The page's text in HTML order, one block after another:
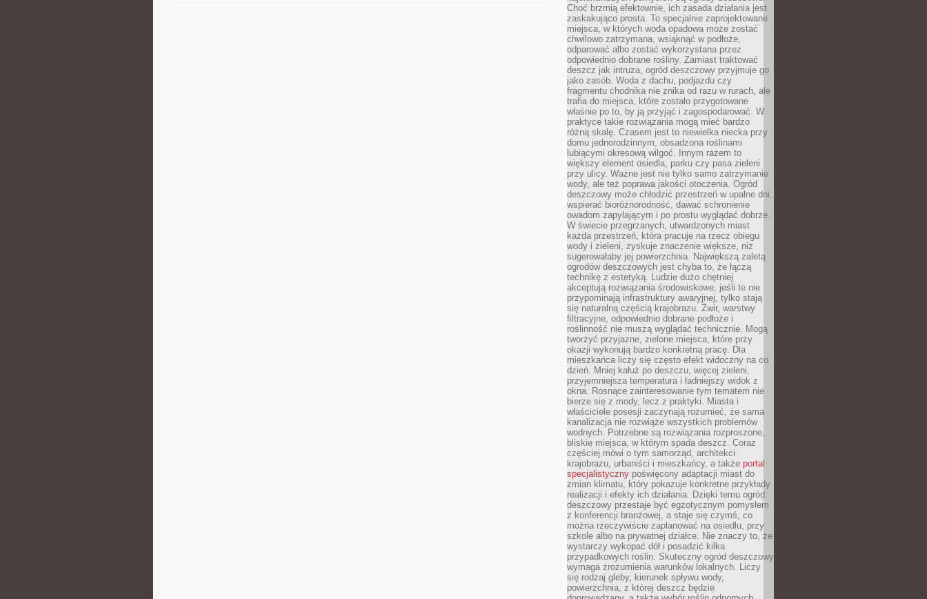
Choć brzmią efektownie, ich zasada działania jest
zaskakująco prosta. To specjalnie zaprojektowane
miejsca, w których woda opadowa może zostać
chwilowo zatrzymana, wsiąknąć w podłoże,
odparować albo zostać wykorzystana przez
odpowiednio dobrane rośliny. Zamiast traktować
deszcz jak intruza, ogród deszczowy przyjmuje go
jako zasób. Woda z dachu, podjazdu czy
fragmentu chodnika nie znika od razu w rurach, ale
trafia do miejsca, które zostało przygotowane
właśnie po to, by ją przyjąć i zagospodarować. W
praktyce takie rozwiązania mogą mieć bardzo
różną skalę. Czasem jest to niewielka niecka przy
domu jednorodzinnym, obsadzona roślinami
lubiącymi okresową wilgoć. Innym razem to
większy element osiedla, parku czy pasa zieleni
przy ulicy. Ważne jest nie tylko samo zatrzymanie
wody, ale też poprawa jakości otoczenia. Ogród
deszczowy może chłodzić przestrzeń w upalne dni,
wspierać bioróżnorodność, dawać schronienie
owadom zapylającym i po prostu wyglądać dobrze.
W świecie przegrzanych, utwardzonych miast
każda przestrzeń, która pracuje na rzecz obiegu
wody i zieleni, zyskuje znaczenie większe, niż
sugerowałaby jej powierzchnia. Największą zaletą
ogrodów deszczowych jest chyba to, że łączą
technikę z estetyką. Ludzie dużo chętniej
akceptują rozwiązania środowiskowe, jeśli te nie
przypominają infrastruktury awaryjnej, tylko stają
się naturalną częścią krajobrazu. Żwir, warstwy
filtracyjne, odpowiednio dobrane podłoże i
roślinność nie muszą wyglądać technicznie. Mogą
tworzyć przyjazne, zielone miejsca, które przy
okazji wykonują bardzo konkretną pracę. Dla
mieszkańca liczy się często efekt widoczny na co
dzień. Mniej kałuż po deszczu, więcej zieleni,
przyjemniejsza temperatura i ładniejszy widok z
okna. Rosnące zainteresowanie tym tematem nie
bierze się z mody, lecz z praktyki. Miasta i
właściciele posesji zaczynają rozumieć, że sama
kanalizacja nie rozwiąże wszystkich problemów
wodnych. Potrzebne są rozwiązania rozproszone,
bliskie miejsca, w którym spada deszcz. Coraz
częściej mówi o tym samorząd, architekci
krajobrazu, urbaniści i mieszkańcy, a także portal
specjalistyczny poświęcony adaptacji miast do
zmian klimatu, który pokazuje konkretne przykłady
realizacji i efekty ich działania. Dzięki temu ogród
deszczowy przestaje być egzotycznym pomysłem
z konferencji branżowej, a staje się czymś, co
można rzeczywiście zaplanować na osiedlu, przy
szkole albo na prywatnej działce. Nie znaczy to, że
wystarczy wykopać dół i posadzić kilka
przypadkowych roślin. Skuteczny ogród deszczowy
wymaga zrozumienia warunków lokalnych. Liczy
się rodzaj gleby, kierunek spływu wody,
powierzchnia, z której deszcz będzie